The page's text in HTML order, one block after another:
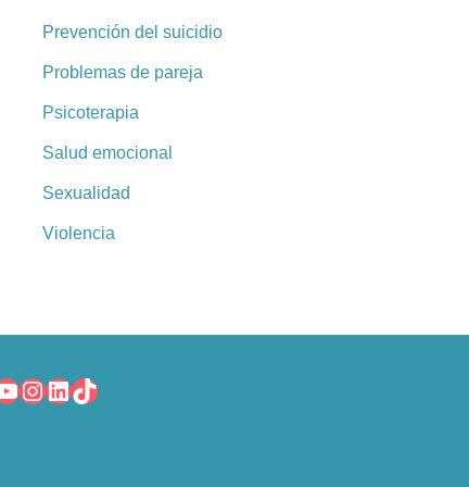
Prevención del suicidio
Problemas de pareja
Psicoterapia
Salud emocional
Sexualidad
Violencia